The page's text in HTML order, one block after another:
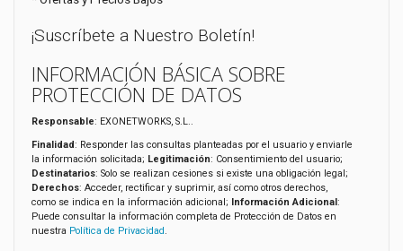
¡Suscríbete a Nuestro Boletín!
INFORMACIÓN BÁSICA SOBRE
PROTECCIÓN DE DATOS
Responsable: EXONETWORKS, S.L..
Finalidad: Responder las consultas planteadas por el usuario y enviarle
la información solicitada; Legitimación: Consentimiento del usuario;
Destinatarios: Solo se realizan cesiones si existe una obligación legal;
Derechos: Acceder, rectificar y suprimir, así como otros derechos,
como se indica en la información adicional;
Información Adicional :
Puede consultar la información completa de Protección de Datos en
nuestra Política de Privacidad .